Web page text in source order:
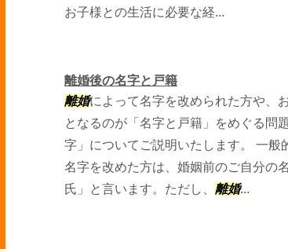
お子様との生活に必要な経...
離婚後の名字と戸籍
離婚によって名字を改められた方や、
となるのが「名字と戸籍」をめぐる問
字」についてご説明いたします。 一般
名字を改めた方は、婚姻前のご自分の
氏」と言います。ただし、 離婚...